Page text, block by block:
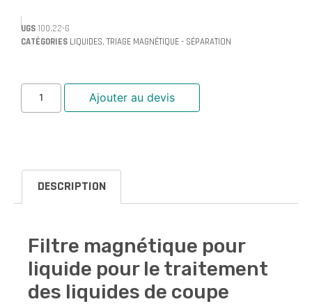
UGS100.22-G
CATÉGORIES LIQUIDES, TRIAGE MAGNÉTIQUE - SÉPARATION
Ajouter au devis
DESCRIPTION
Filtre magnétique pour
liquide pour le traitement
des liquides de coupe